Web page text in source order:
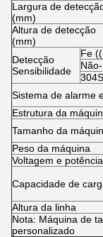
Largura de
(mm)
Altura de detecção
(mm)
Detecção
Sensibilidade
Fe
Sistema de alarme
Estrutura da
Tamanho da
Peso da máquina
Voltagem e potência
Capacidade de
Altura da linha
Nota: Máquina de
personalizado